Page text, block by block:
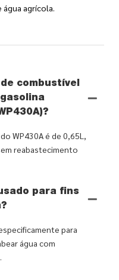
agrícola.
combustível
WP430A é de 0,65L,
reabastecimento
para fins
para
água com